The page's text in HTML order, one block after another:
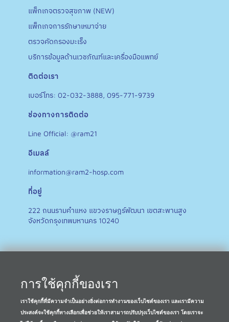
แพ็กเกจตรวจสุขภาพ (NEW)
แพ็กเกจการรักษาเหมาจ่าย
ตรวจคัดกรองมะเร็ง
บริการข้อมูลด้านเวชภัณฑ์และเครื่องมือแพทย์
ติดต่อเรา
เบอร์โทร: 02-032-3888, 095-771-9739
ช่องทางการติดต่อ
Line Official: @ram21
อีเมลล์
information@ram2-hosp.com
ที่อยู่
222 ถนนรามคำแหง แขวงราษฎร์พัฒนา เขตสะพานสูง
จังหวัดกรุงเทพมหานคร 10240
การใช้คุกกี้ของเรา
เราใช้คุกกี้ที่มีความจำเป็นอย่างยิ่งต่อการทำงานของเว็บไซต์ของเรา และเรามีความ
ประสงค์จะใช้คุกกี้ทางเลือกเพื่อช่วยให้เราสามารถปรับปรุงเว็บไซต์ของเรา โดยเราจะ